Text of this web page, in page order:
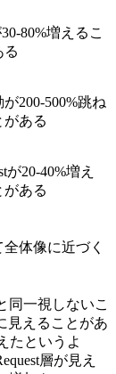
80%増えるこ
る
200-500%跳ね
がある
が20-40%増え
がある
体像に近づく
同一視しないこ
見えることがあ
たというよ
層が見え